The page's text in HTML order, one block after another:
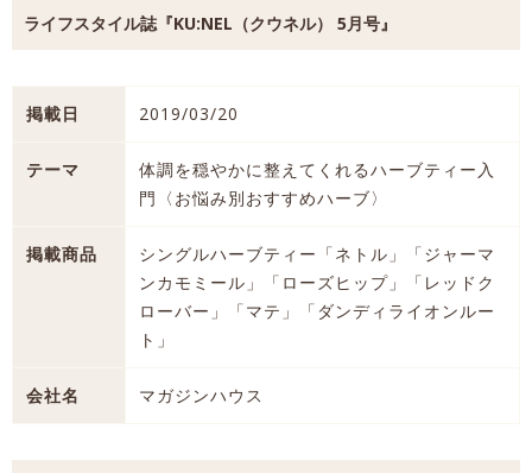
ライフスタイル誌『KU:NEL（クウネル） 5月号』
掲載日 2019/03/20
テーマ
体調を穏やかに整えてくれるハーブティー入
門〈お悩み別おすすめハーブ〉
掲載商品
シングルハーブティー「ネトル」「ジャーマ
ンカモミール」「ローズヒップ」「レッドク
ローバー」「マテ」「ダンディライオンルー
ト」
会社名 マガジンハウス